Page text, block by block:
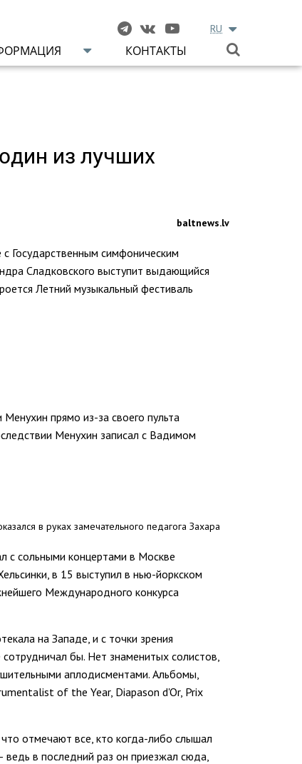
RU
КОНТАКТЫ
из лучших
baltnews.lv
Государственным симфоническим
Сладковского выступит выдающийся
Летний музыкальный фестиваль
прямо из-за своего пульта
Менухин записал с Вадимом
в руках замечательного педагога Захара
с сольными концертами в Москве
в 15 выступил в нью-йоркском
Международного конкурса
на Западе, и с точки зрения
бы. Нет знаменитых солистов,
аплодисментами. Альбомы,
of the Year, Diapason d'Or, Prix
отмечают все, кто когда-либо слышал
в последний раз он приезжал сюда,